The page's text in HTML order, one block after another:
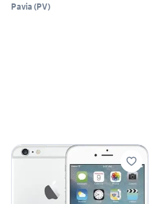
Pavia (PV)